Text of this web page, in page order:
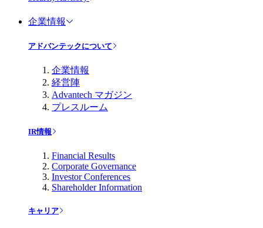
企業情報
アドバンテックについて
企業情報
経営陣
Advantech マガジン
プレスルーム
IR情報
Financial Results
Corporate Governance
Investor Conferences
Shareholder Information
キャリア